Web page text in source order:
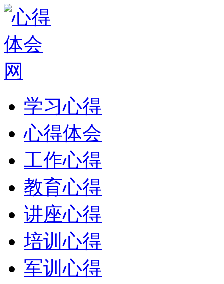
学习心得
心得体会
工作心得
教育心得
讲座心得
培训心得
军训心得